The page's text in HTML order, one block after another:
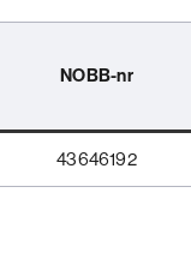
NOBB-nr
43646192